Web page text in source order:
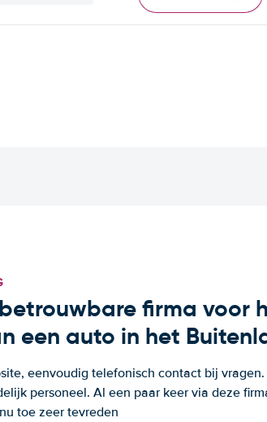
firma voor
een auto in het
eenvoudig telefonisch contact bij
personeel. Al een paar keer via deze
toe zeer tevreden